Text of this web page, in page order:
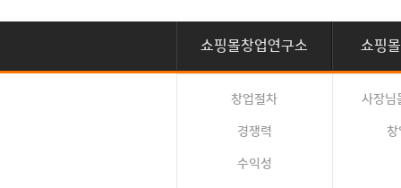
쇼핑몰창업연구소 쇼핑
창업절차
경쟁력
수익성
사장님